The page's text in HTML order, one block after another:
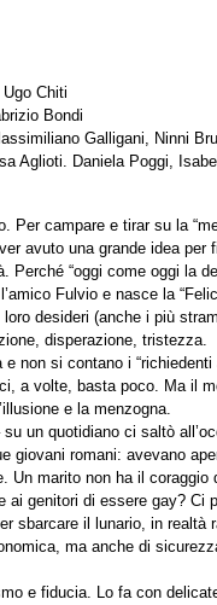
Chiti
Bondi
Galligani, Ninni
Aglioti. Daniela Poggi,
Per campare e tirar su la
avuto una grande idea per
Perché “oggi come oggi la
Fulvio e nasce la
desideri (anche i più
disperazione, tristezza.
non si contano i
a volte, basta poco. Ma il
e la menzogna.
un quotidiano ci saltò
giovani romani: avevano
Un marito non ha il coraggio
ai genitori di essere gay? Ci
sbarcare il lunario, in realtà
ma anche di
e fiducia. Lo fa con